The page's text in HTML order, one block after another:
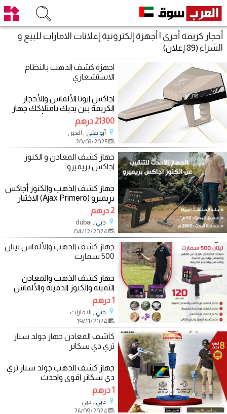
أحجار كريمة أخرى | أجهزة إلكترونية إعلانات الامارات للبيع و
الشراء (89 إعلان)
اجهزة كشف الذهب بالنظام
الاستشعاري
اجاكس ايوتا الألماس والأحجار
الكريمة بين يديك بامتلاكك جهاز
إلكترا ، هناك الكثير من أنواع
21300 درهم
أبو ظبي , العين
20/03/2025
جهاز كشف المعادن و الكنوز
اجاكس بريميرو
جهاز كشف الذهب والكنوز أجاكس
بريميرو (Ajax Primero) الاختيار
الأمثل للباحثين عن الدقة والابتكار!
2 درهم
دبي , dubai
جهاز كشف الذهب والألماس تيتان
500 سمارت
جهاز كشف الذهب والمعادن
الثمينة والكنوز الدفينة والألماس
يُعد
1 درهم
دبي , الامارات
كاشف المعادن جهاز جولد ستار
ثري دي سكانر
جهاز كشف الذهب جولد ستار ثري
دي سكانر اقوى واحدث
#اجهزة_كشف_الذهب اليكم احدث
ما انتجت مصانع اجهزة
1 درهم
دبي , دبي